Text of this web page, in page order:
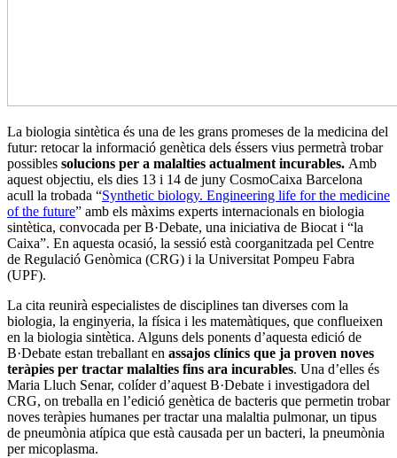
La biologia sintètica és una de les grans promeses de la medicina del
futur: retocar la informació genètica dels éssers vius permetrà trobar
possibles solucions per a malalties actualment incurables. Amb
aquest objectiu, els dies 13 i 14 de juny CosmoCaixa Barcelona
acull la trobada “Synthetic biology. Engineering life for the medicine
of the future” amb els màxims experts internacionals en biologia
sintètica, convocada per B·Debate, una iniciativa de Biocat i “la
Caixa”. En aquesta ocasió, la sessió està coorganitzada pel Centre
de Regulació Genòmica (CRG) i la Universitat Pompeu Fabra
(UPF).
La cita reunirà especialistes de disciplines tan diverses com la
biologia, la enginyeria, la física i les matemàtiques, que conflueixen
en la biologia sintètica. Alguns dels ponents d’aquesta edició de
B·Debate estan treballant en assajos clínics que ja proven noves
teràpies per tractar malalties fins ara incurables. Una d’elles és
Maria Lluch Senar, colíder d’aquest B·Debate i investigadora del
CRG, on treballa en l’edició genètica de bacteris que permetin trobar
noves teràpies humanes per tractar una malaltia pulmonar, un tipus
de pneumònia atípica que està causada per un bacteri, la pneumònia
per micoplasma.